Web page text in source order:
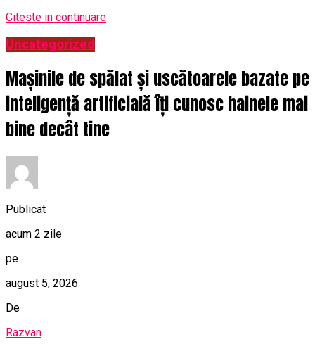
Citeste in continuare
Uncategorized
Mașinile de spălat și uscătoarele bazate pe
inteligență artificială îți cunosc hainele mai
bine decât tine
Publicat
acum 2 zile
pe
august 5, 2026
De
Razvan